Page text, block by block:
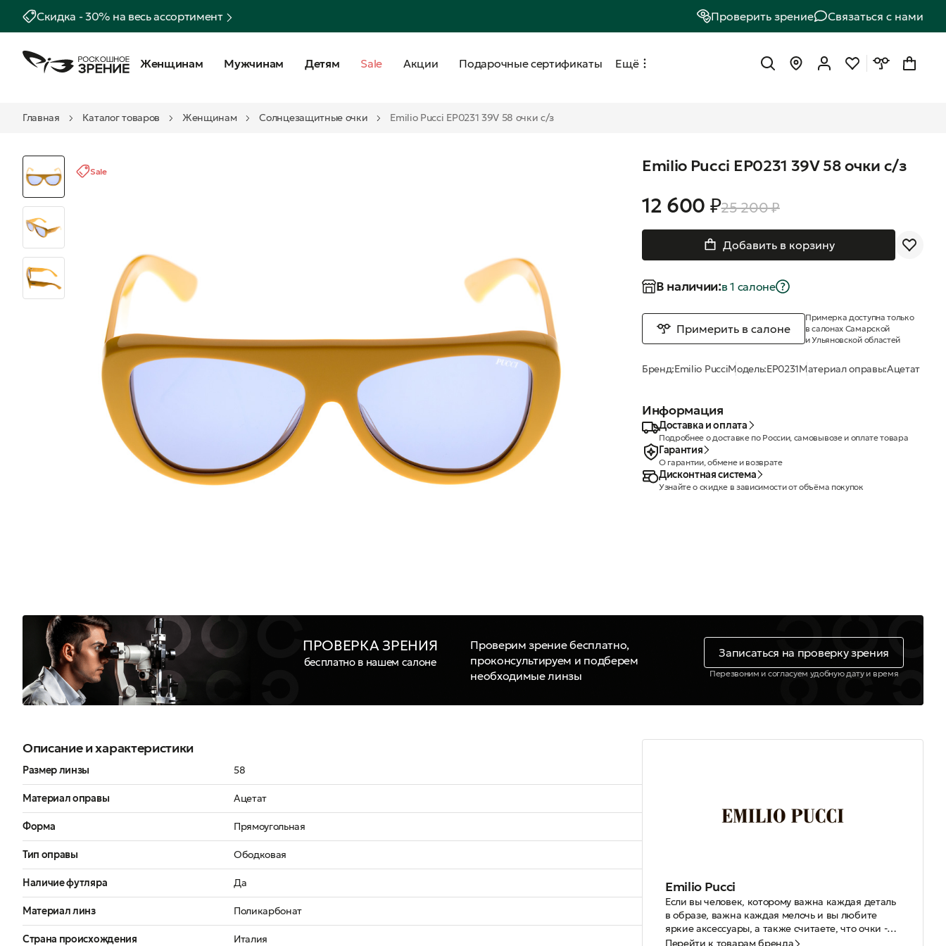
Скидка - 30% на весь ассортимент Проверить зрение Связаться с нами
Женщинам Мужчинам Детям Sale Акции Подарочные сертификаты Ещё
Главная Каталог товаров Женщинам Солнцезащитные очки Emilio Pucci EP0231 39V 58 очки с/з
Sale Emilio Pucci EP0231 39V 58 очки с/з
12 600 ₽25 200 ₽
Добавить в корзину
В наличии:в 1 салонe
Примерить в салоне
Примерка доступна только
в салонах Самарской
и Ульяновской областей
Бренд:Emilio PucciМодель:EP0231Материал оправы:Ацетат
Информация
Доставка и оплата
Подробнее о доставке по России, самовывозе и оплате товара
Гарантия
О гарантии, обмене и возврате
Дисконтная система
Узнайте о скидке в зависимости от объёма покупок
ПРОВЕРКА ЗРЕНИЯ
бесплатно в нашем салоне
Проверим зрение бесплатно,
проконсультируем и подберем
необходимые линзы
Записаться на проверку зрения
Перезвоним и согласуем удобную дату и время
Описание и характеристики
Размер линзы 58
Материал оправы Ацетат
Форма Прямоугольная
Тип оправы Ободковая
Наличие футляра Да
Материал линз Поликарбонат
Страна происхождения Италия
Emilio Pucci
Если вы человек, которому важна каждая деталь
в образе, важна каждая мелочь и вы любите
яркие аксессуары, а также считаете, что очки -
это неотъемлемая часть образа, то эта статья
Перейти к товарам бренда